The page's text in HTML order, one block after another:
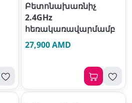
Բետոնախառնիչ
2.4GHz
հեռակառավարմամբ
27,900 AMD